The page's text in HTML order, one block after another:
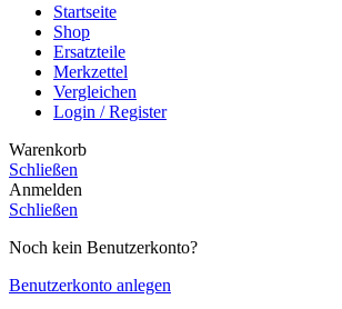
Startseite
Shop
Ersatzteile
Merkzettel
Vergleichen
Login / Register
Warenkorb
Schließen
Anmelden
Schließen
Noch kein Benutzerkonto?
Benutzerkonto anlegen